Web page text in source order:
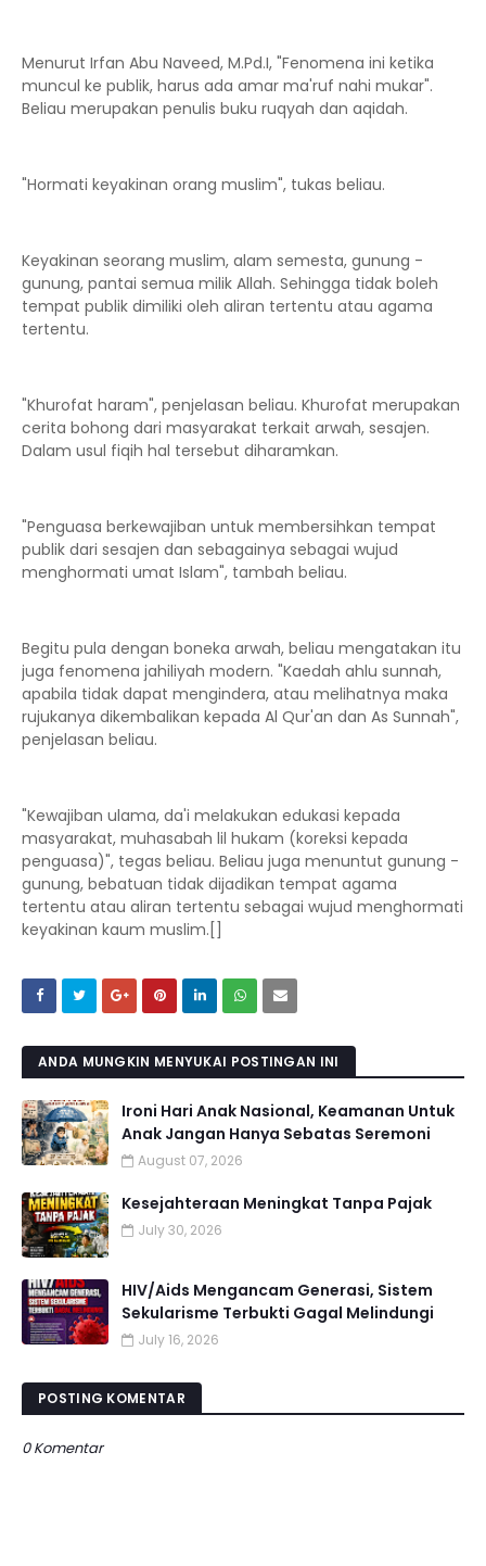
Menurut Irfan Abu Naveed, M.Pd.I, "Fenomena ini ketika
muncul ke publik, harus ada amar ma'ruf nahi mukar".
Beliau merupakan penulis buku ruqyah dan aqidah.
"Hormati keyakinan orang muslim", tukas beliau.
Keyakinan seorang muslim, alam semesta, gunung -
gunung, pantai semua milik Allah. Sehingga tidak boleh
tempat publik dimiliki oleh aliran tertentu atau agama
tertentu.
"Khurofat haram", penjelasan beliau. Khurofat merupakan
cerita bohong dari masyarakat terkait arwah, sesajen.
Dalam usul fiqih hal tersebut diharamkan.
"Penguasa berkewajiban untuk membersihkan tempat
publik dari sesajen dan sebagainya sebagai wujud
menghormati umat Islam", tambah beliau.
Begitu pula dengan boneka arwah, beliau mengatakan itu
juga fenomena jahiliyah modern. "Kaedah ahlu sunnah,
apabila tidak dapat mengindera, atau melihatnya maka
rujukanya dikembalikan kepada Al Qur'an dan As Sunnah",
penjelasan beliau.
"Kewajiban ulama, da'i melakukan edukasi kepada
masyarakat, muhasabah lil hukam (koreksi kepada
penguasa)", tegas beliau. Beliau juga menuntut gunung -
gunung, bebatuan tidak dijadikan tempat agama
tertentu atau aliran tertentu sebagai wujud menghormati
keyakinan kaum muslim.[]
ANDA MUNGKIN MENYUKAI POSTINGAN INI
Ironi Hari Anak Nasional, Keamanan Untuk
Anak Jangan Hanya Sebatas Seremoni
August 07, 2026
Kesejahteraan Meningkat Tanpa Pajak
July 30, 2026
HIV/Aids Mengancam Generasi, Sistem
Sekularisme Terbukti Gagal Melindungi
July 16, 2026
POSTING KOMENTAR
0 Komentar